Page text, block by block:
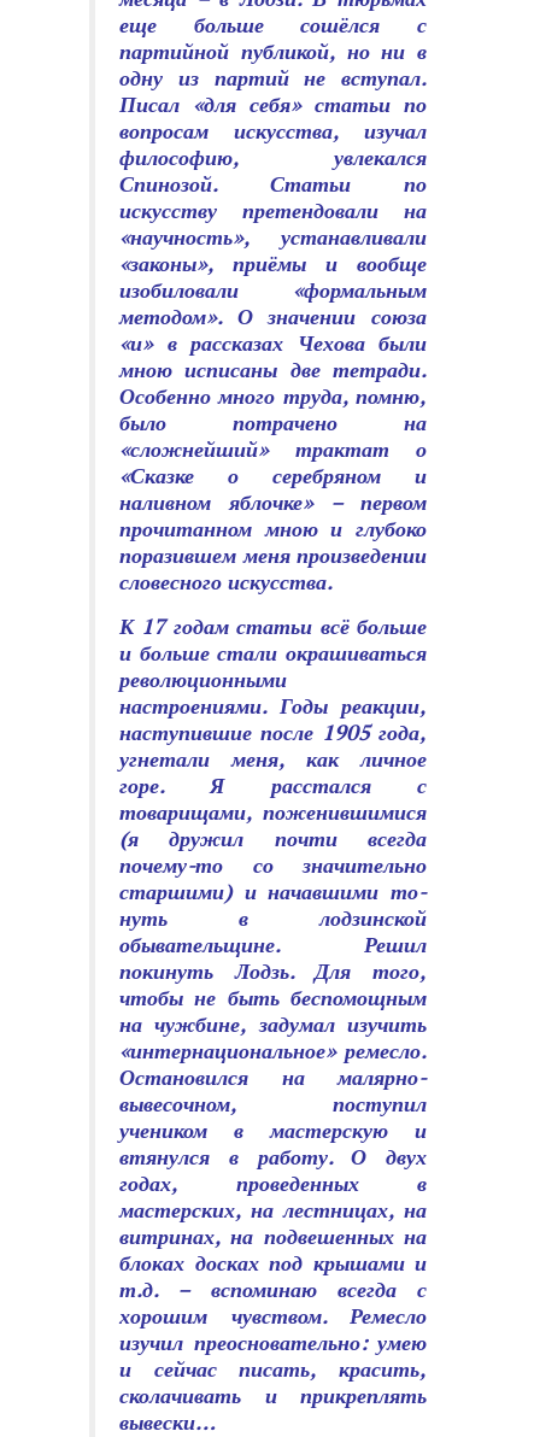
еще больше сошёлся с
партийной публикой, но ни в
одну из партий не вступал.
Писал «для себя» статьи по
вопросам искусства, изучал
философию, увлекался
Спинозой. Статьи по
искусству претендовали на
«научность», устанавливали
«законы», приёмы и вообще
изобиловали «формальным
методом». О значе­нии союза
«и» в рассказах Чехова были
мною исписаны две тетради.
Осо­бенно много труда, помню,
было потрачено на
«сложнейший» трактат о
«Сказке о серебряном и
наливном яблочке» – первом
прочитанном мною и глубоко
поразившем меня произведении
словесного искусства.
К 17 годам статьи всё больше
и больше стали окрашиваться
революционными
настроениями. Годы реакции,
наступившие после 1905 года,
угнетали меня, как личное
горе. Я расстался с
товарищами, поженившимися
(я дружил почти всегда
почему-то со значительно
старшими) и начавшими то­
нуть в лодзинской
обывательщине. Решил
покинуть Лодзь. Для того,
чтобы не быть беспомощным
на чужбине, задумал изучить
«интернациональное» ремесло.
Остановился на малярно-
вывесочном, поступил
учеником в мастер­скую и
втянулся в работу. О двух
годах, проведенных в
мастерских, на лест­ницах, на
витринах, на подвешенных на
блоках досках под крышами и
т.д. – вспоминаю всегда с
хорошим чувством. Ремесло
изучил преосновательно: умею
и сейчас писать, красить,
сколачивать и прикреплять
вывески…